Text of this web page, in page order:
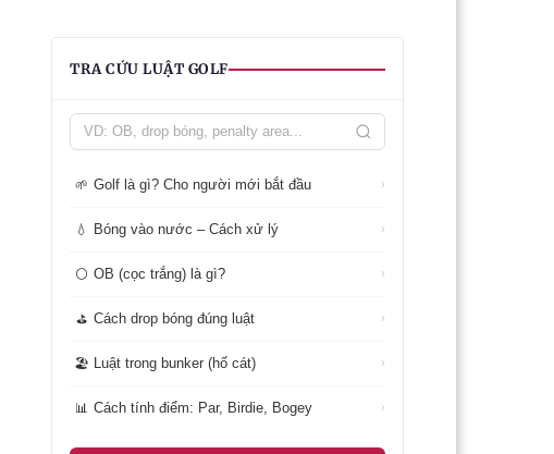
TRA CỨU LUẬT GOLF
🌱 Golf là gì? Cho người mới bắt đầu ›
💧 Bóng vào nước – Cách xử lý ›
⚪ OB (cọc trắng) là gì? ›
⛳ Cách drop bóng đúng luật ›
🏖️ Luật trong bunker (hố cát) ›
📊 Cách tính điểm: Par, Birdie, Bogey ›